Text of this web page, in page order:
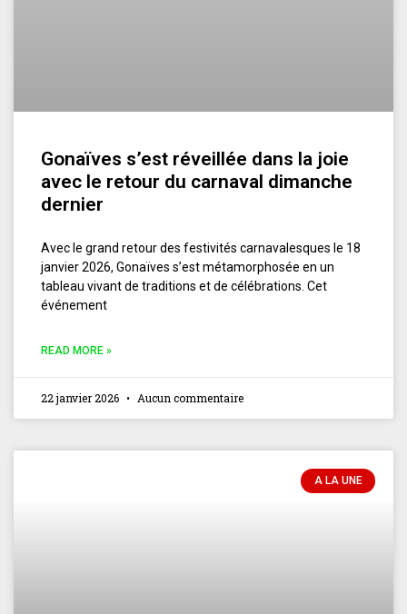
Gonaïves s’est réveillée dans la joie
avec le retour du carnaval dimanche
dernier
Avec le grand retour des festivités carnavalesques le 18
janvier 2026, Gonaïves s’est métamorphosée en un
tableau vivant de traditions et de célébrations. Cet
événement
READ MORE »
22 janvier 2026 Aucun commentaire
A LA UNE